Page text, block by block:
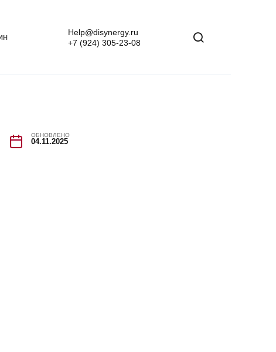
Help@disynergy.ru
+7 (924) 305-23-08
ОБНОВЛЕНО
04.11.2025